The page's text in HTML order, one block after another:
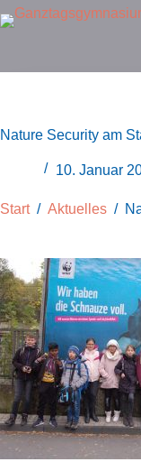
Zum
Inhalt
Nature Security am
10. Januar
Start / Aktuelles /